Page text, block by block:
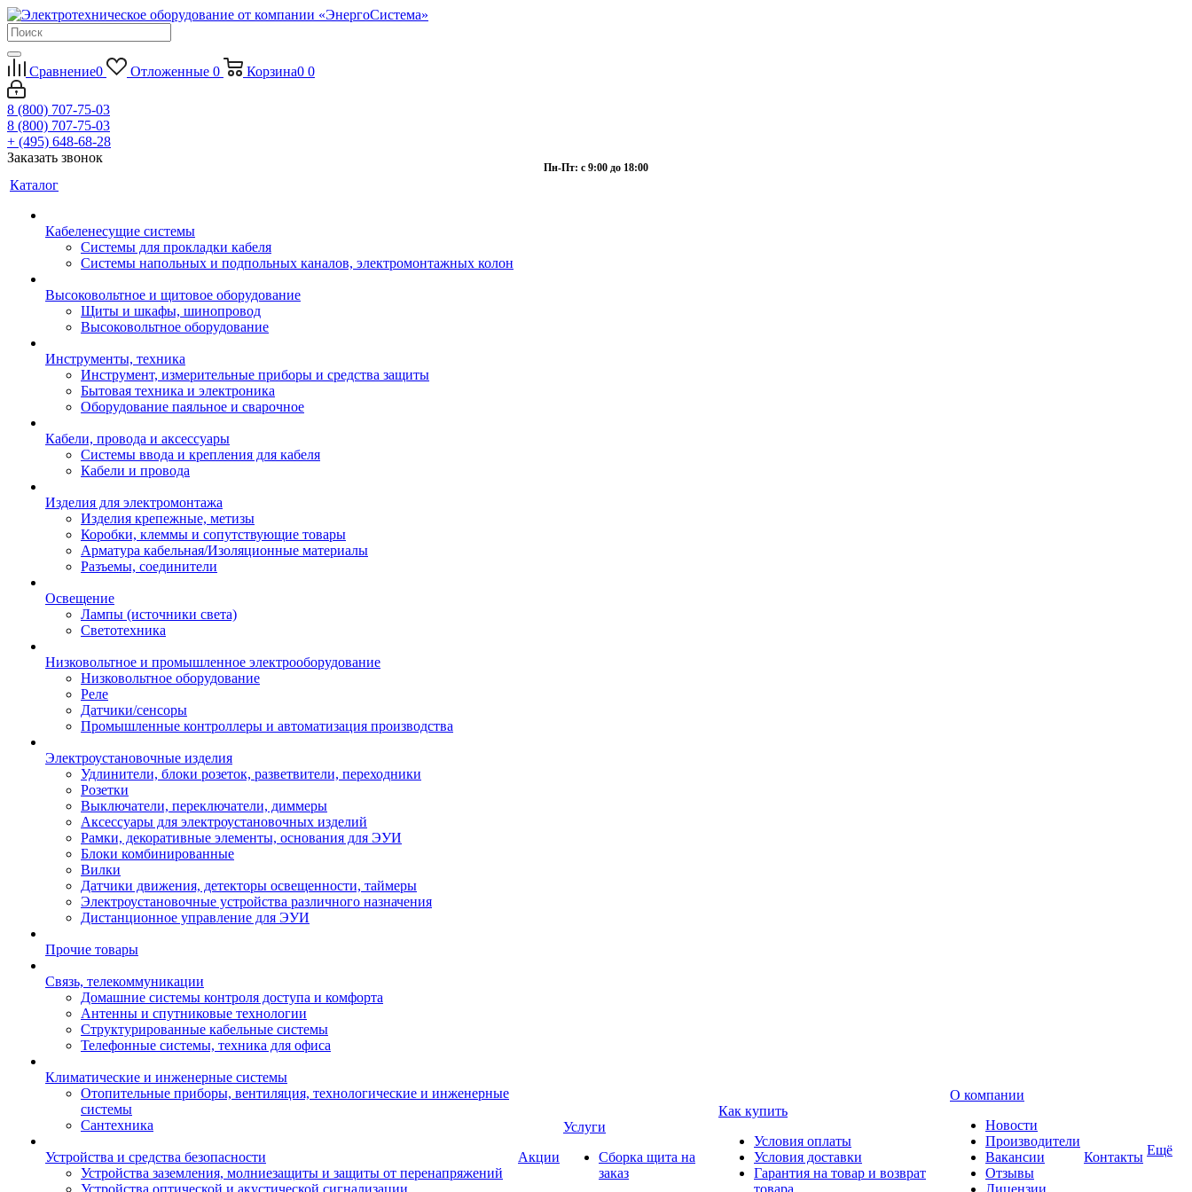
Сравнение0 Отложенные 0 Корзина0 0
8 (800) 707-75-03
8 (800) 707-75-03
+ (495) 648-68-28
Заказать звонок
Пн-Пт: с 9:00 до 18:00
Каталог
Кабеленесущие системы
Системы для прокладки кабеля
Системы напольных и подпольных каналов, электромонтажных колон
Высоковольтное и щитовое оборудование
Щиты и шкафы, шинопровод
Высоковольтное оборудование
Инструменты, техника
Инструмент, измерительные приборы и средства защиты
Бытовая техника и электроника
Оборудование паяльное и сварочное
Кабели, провода и аксессуары
Системы ввода и крепления для кабеля
Кабели и провода
Изделия для электромонтажа
Изделия крепежные, метизы
Коробки, клеммы и сопутствующие товары
Арматура кабельная/Изоляционные материалы
Разъемы, соединители
Освещение
Лампы (источники света)
Светотехника
Низковольтное и промышленное электрооборудование
Низковольтное оборудование
Реле
Датчики/сенсоры
Промышленные контроллеры и автоматизация производства
Электроустановочные изделия
Удлинители, блоки розеток, разветвители, переходники
Розетки
Выключатели, переключатели, диммеры
Аксессуары для электроустановочных изделий
Рамки, декоративные элементы, основания для ЭУИ
Блоки комбинированные
Вилки
Датчики движения, детекторы освещенности, таймеры
Электроустановочные устройства различного назначения
Дистанционное управление для ЭУИ
Прочие товары
Связь, телекоммуникации
Домашние системы контроля доступа и комфорта
Антенны и спутниковые технологии
Структурированные кабельные системы
Телефонные системы, техника для офиса
Климатические и инженерные системы
Отопительные приборы, вентиляция, технологические и инженерные
системы
Сантехника
Устройства и средства безопасности
Устройства заземления, молниезащиты и защиты от перенапряжений
Устройства оптической и акустической сигнализации
Акции
Услуги
Сборка щита на
заказ
Как купить
Условия оплаты
Условия доставки
Гарантия на товар и возврат
товара
О компании
Новости
Производители
Вакансии
Отзывы
Лицензии
Контакты Ещё